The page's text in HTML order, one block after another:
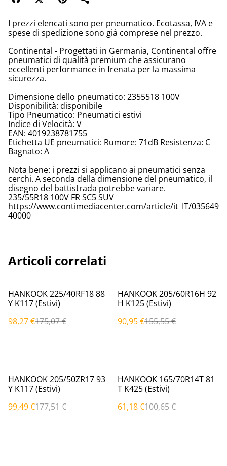
I prezzi elencati sono per pneumatico. Ecotassa, IVA e
spese di spedizione sono già comprese nel prezzo.
Continental - Progettati in Germania, Continental offre
pneumatici di qualità premium che assicurano
eccellenti performance in frenata per la massima
sicurezza.
Dimensione dello pneumatico: 2355518 100V
Disponibilità: disponibile
Tipo Pneumatico: Pneumatici estivi
Indice di Velocità: V
EAN: 4019238781755
Etichetta UE pneumatici: Rumore: 71dB Resistenza: C
Bagnato: A
Nota bene: i prezzi si applicano ai pneumatici senza
cerchi. A seconda della dimensione del pneumatico, il
disegno del battistrada potrebbe variare.
235/55R18 100V FR SC5 SUV
https://www.contimediacenter.com/article/it_IT/035649
40000
Articoli correlati
%
HANKOOK 225/40RF18 88
Y K117 (Estivi)
98,27 €175,07 €
%
HANKOOK 205/60R16H 92
H K125 (Estivi)
90,95 €155,55 €
%
HANKOOK 205/50ZR17 93
Y K117 (Estivi)
99,49 €177,51 €
%
HANKOOK 165/70R14T 81
T K425 (Estivi)
61,18 €100,65 €